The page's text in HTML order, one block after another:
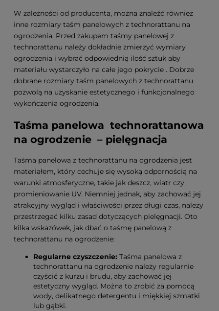
W zależności od producenta, można znaleźć również
inne rozmiary taśm panelowych z technorattanu na
ogrodzenia. Przed zakupem taśmy panelowej z
technorattanu należy dokładnie zmierzyć wymiary
ogrodzenia i wybrać odpowiednią ilość sztuk aby
materiału wystarczyło na całe jego pokrycie . Dobrze
dobrane rozmiary taśm panelowych z technorattanu
pozwolą na uzyskanie estetycznego i funkcjonalnego
wykończenia ogrodzenia.
Taśma panelowa technorattanowa
na ogrodzenie – pielęgnacja
Taśma panelowa z technorattanu na ogrodzenia jest
materiałem, który cechuje się wysoką odpornością na
warunki atmosferyczne, takie jak deszcz, wiatr czy
promieniowanie UV. Niemniej jednak, aby zachować jej
atrakcyjny wygląd i właściwości przez długi czas, należy
przestrzegać kilku zasad dotyczących pielęgnacji. Oto
kilka wskazówek, jak dbać o taśmę panelową z
technorattanu na ogrodzenie:
Regularne czyszczenie: Taśma panelowa z
technorattanu na ogrodzenie należy regularnie
czyścić z kurzu i brudu, aby zachować jej
estetyczny wygląd. Można to zrobić za pomocą
wody, delikatnego detergentu i miękkiej szmatki
lub gąbki.